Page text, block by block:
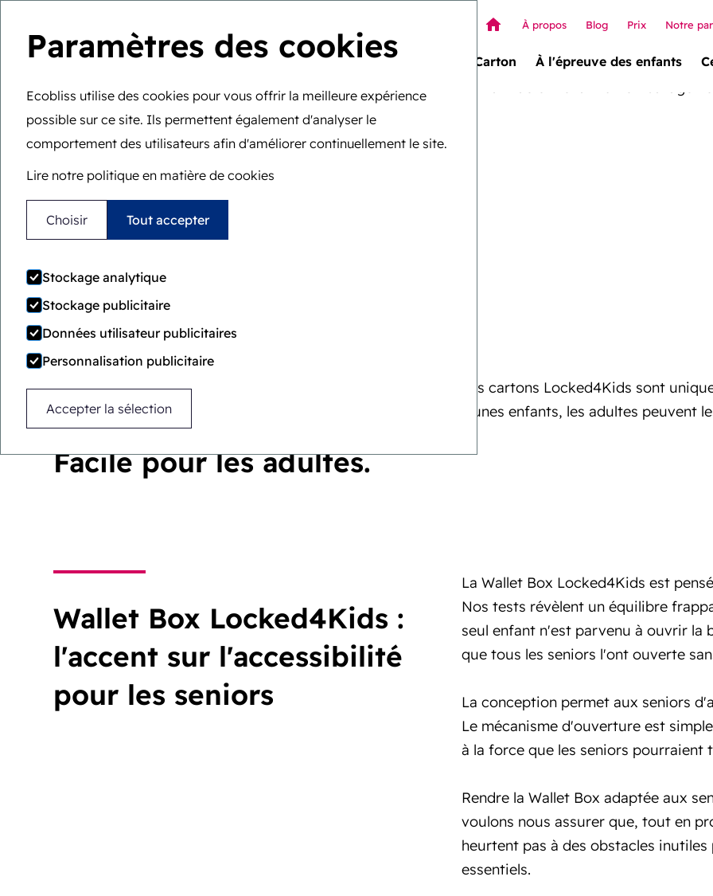
Paramètres des cookies
Ecobliss utilise des cookies pour vous offrir la meilleure expérience
possible sur ce site. Ils permettent également d'analyser le
comportement des utilisateurs afin d'améliorer continuellement le site.
Lire notre politique en matière de cookies
Choisir Tout accepter
Stockage analytique
Stockage publicitaire
Données utilisateur publicitaires
Personnalisation publicitaire
Accepter la sélection
Wallet Box (nouveau !) Carton À l'épreuve des enfants
À propos Blog Prix Notre
Vous êtes ici :
Accueil > Adapté aux seniors
Adapté aux seniors
Locked4Kids offre la combinaison parfaite
entre résistance à l'ouverture par les enfants,
production économique.
Difficile pour les enfants.
Facile pour les adultes.
Les cartons Locked4Kids sont
jeunes enfants, les adultes peuvent
Wallet Box Locked4Kids :
l'accent sur l'accessibilité
pour les seniors
La Wallet Box Locked4Kids est
Nos tests révèlent un équilibre
seul enfant n'est parvenu à ouvrir la
que tous les seniors l'ont ouverte
La conception permet aux seniors
Le mécanisme d'ouverture est
à la force que les seniors pourraient
Rendre la Wallet Box adaptée aux
voulons nous assurer que, tout en
heurtent pas à des obstacles
essentiels.